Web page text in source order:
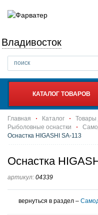
Владивосток
КАТАЛОГ ТОВАРОВ
Главная Каталог
Товары
Рыболовные оснастки
Оснастка HIGASHI SA-113
Оснастка
артикул: 04339
вернуться в раздел –